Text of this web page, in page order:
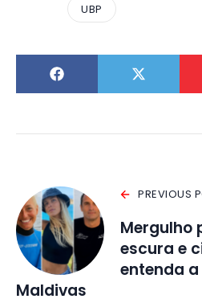
UBP
PREVIOUS
Mergulho
escura e
entenda
Maldivas